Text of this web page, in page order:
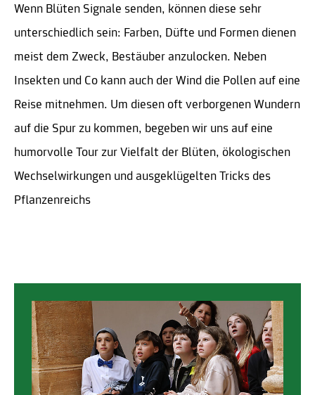
Wenn Blüten Signale senden, können diese sehr
unterschiedlich sein: Farben, Düfte und Formen dienen
meist dem Zweck, Bestäuber anzulocken. Neben
Insekten und Co kann auch der Wind die Pollen auf eine
Reise mitnehmen. Um diesen oft verborgenen Wundern
auf die Spur zu kommen, begeben wir uns auf eine
humorvolle Tour zur Vielfalt der Blüten, ökologischen
Wechselwirkungen und ausgeklügelten Tricks des
Pflanzenreichs